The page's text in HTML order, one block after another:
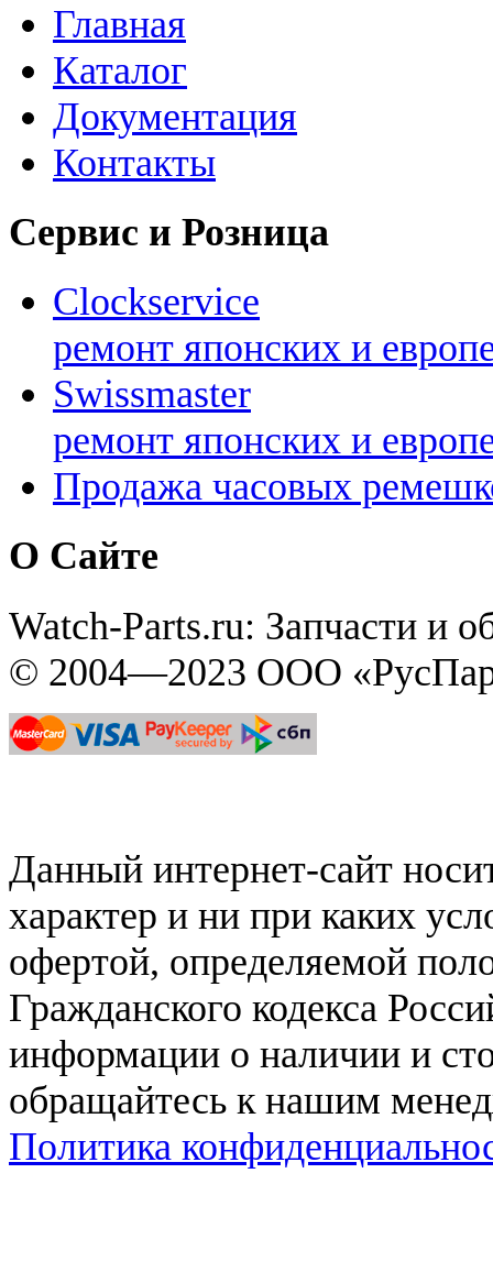
Главная
Каталог
Документация
Контакты
Сервис и Розница
Clockservice
ремонт японских и
Swissmaster
ремонт японских и
Продажа часовых
О Сайте
Watch-Parts.ru: Запчасти и
© 2004—2023 ООО
Данный интернет-сайт
характер и ни при каких
офертой, определяемой
Гражданского кодекса
информации о наличии и
обращайтесь к нашим
Политика